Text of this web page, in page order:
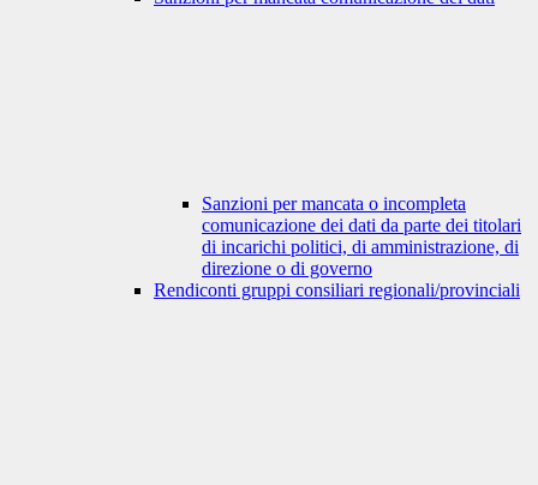
Sanzioni per mancata o incompleta
comunicazione dei dati da parte dei titolari
di incarichi politici, di amministrazione, di
direzione o di governo
Rendiconti gruppi consiliari regionali/provinciali